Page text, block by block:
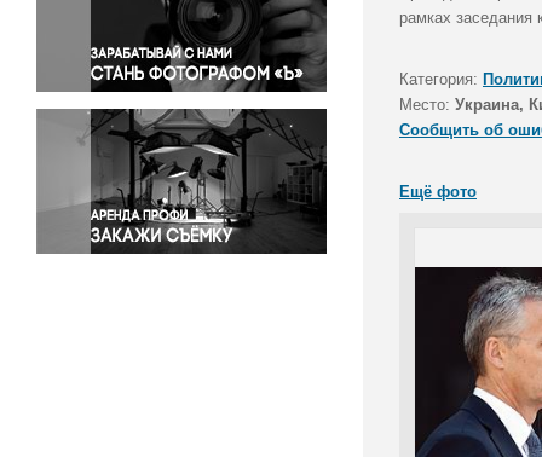
Правосудие
Происшествия и конфликты
Религия
Светская жизнь
Спорт
Экология
Экономика и бизнес
рамках заседания
Категория:
Место: Украина,
Сообщить об
Ещё фото